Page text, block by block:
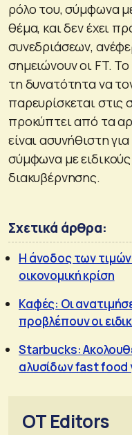
ρόλο του, σύμφωνα
θέμα, και δεν έχει
συνεδριάσεων,
σημειώνουν οι FT. Το
τη δυνατότητα να
παρευρίσκεται στις
προκύπτει από τα
είναι ασυνήθιστη
σύμφωνα με
διακυβέρνησης.
Σχετικά άρθρα:
Η άνοδος των
οικονομική κρίση
Καφές: Οι
προβλέπουν οι
Starbucks:
αλυσίδων fast food
OT Editors